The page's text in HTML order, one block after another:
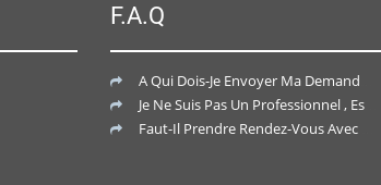
F.A.Q
A Qui Dois-Je Envoyer Ma Demande De Devis ?
Je Ne Suis Pas Un Professionnel , Est-Ce-Que J'ai Un Accès Personnalisé ?
Faut-Il Prendre Rendez-Vous Avec Un Conseiller Spécialisé ?